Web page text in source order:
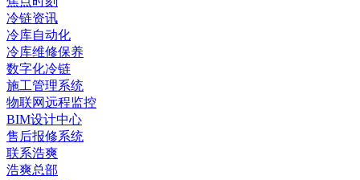
冷链资讯
冷库自动化
冷库维修保养
数字化冷链
施工管理系统
物联网远程监控
BIM设计中心
售后报修系统
联系浩爽
浩爽总部